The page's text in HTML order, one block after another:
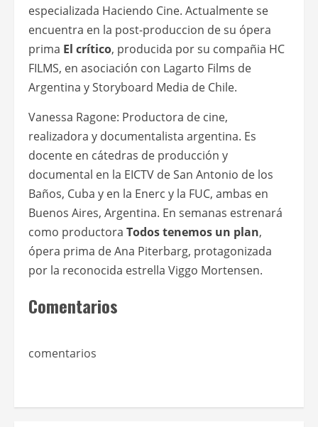
especializada Haciendo Cine. Actualmente se
encuentra en la post-produccion de su ópera
prima El crítico, producida por su compañia HC
FILMS, en asociación con Lagarto Films de
Argentina y Storyboard Media de Chile.
Vanessa Ragone: Productora de cine,
realizadora y documentalista argentina. Es
docente en cátedras de producción y
documental en la EICTV de San Antonio de los
Baños, Cuba y en la Enerc y la FUC, ambas en
Buenos Aires, Argentina. En semanas estrenará
como productora Todos tenemos un plan,
ópera prima de Ana Piterbarg, protagonizada
por la reconocida estrella Viggo Mortensen.
Comentarios
comentarios